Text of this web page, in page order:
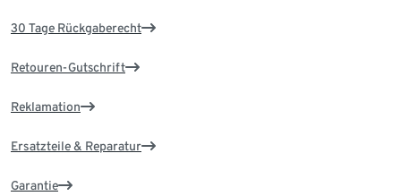
30 Tage Rückgaberecht
Retouren-Gutschrift
Reklamation
Ersatzteile & Reparatur
Garantie